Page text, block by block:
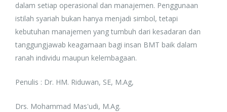
dalam setiap operasional dan manajemen. Penggunaan
istilah syariah bukan hanya menjadi simbol, tetapi
kebutuhan manajemen yang tumbuh dari kesadaran dan
tanggungjawab keagamaan bagi insan BMT baik dalam
ranah individu maupun kelembagaan.
Penulis : Dr. HM. Riduwan, SE, M.Ag,
Drs. Mohammad Mas'udi, M.Ag.